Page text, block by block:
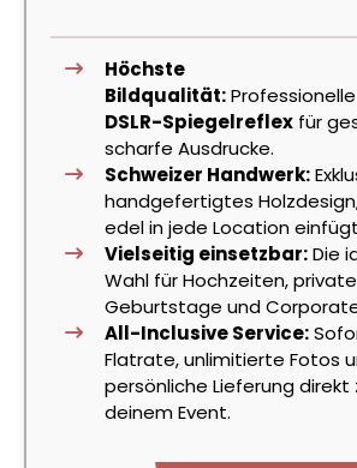
Höchste
Bildqualität:Professionelle
DSLR-Spiegelreflex für
scharfe Ausdrucke.
Schweizer Handwerk:
handgefertigtes
edel in jede Location
Vielseitig einsetzbar:Die
Wahl für Hochzeiten, private
Geburtstage und
All-Inclusive Service:
Flatrate, unlimitierte Fotos
persönliche Lieferung direkt
deinem Event.